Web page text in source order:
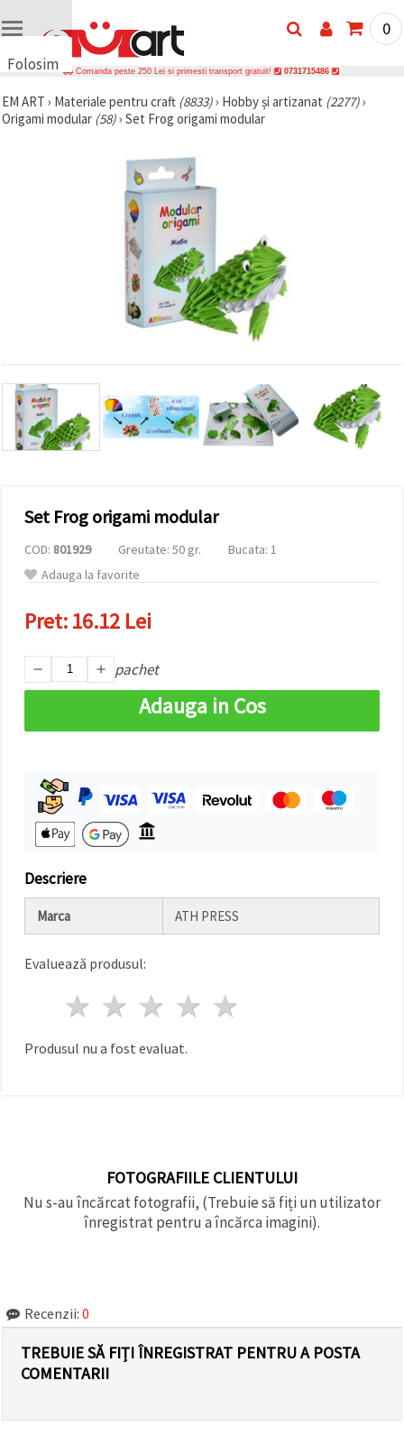
Folosim
uri
🍪 Folosim
traficul și a
afișa
conținut și
reclame
mai
noștri de
marketing.
Puteți fi de
acord să
toate
cookie -
clic pe
"acceptati
toate!" Sau
preferințele
cookie -uri
făcând clic
pe butonul
"Salvați"
Аcceptati
toate!
0
Comanda peste 250 Lei si primesti transport gratuit! 0731715486
EM ART › Materiale pentru craft (8833)› Hobby și artizanat (2277)›
Origami modular (58)› Set Frog origami modular
Set Frog origami modular
COD: 801929 Greutate: 50 gr.
Bucata: 1
Adauga la favorite
Pret:16.12 Lei
pachet
Adauga in Cos
Descriere
Marca ATH PRESS
Evaluează produsul:
4 stele
3 stele
2 stele
1 stea
Produsul nu a fost evaluat.
FOTOGRAFIILE CLIENTULUI
Nu s-au încărcat fotografii, (Trebuie să fiți un utilizator
înregistrat pentru a încărca imagini).
Recenzii: 0
TREBUIE SĂ FIȚI ÎNREGISTRAT PENTRU A POSTA
COMENTARII